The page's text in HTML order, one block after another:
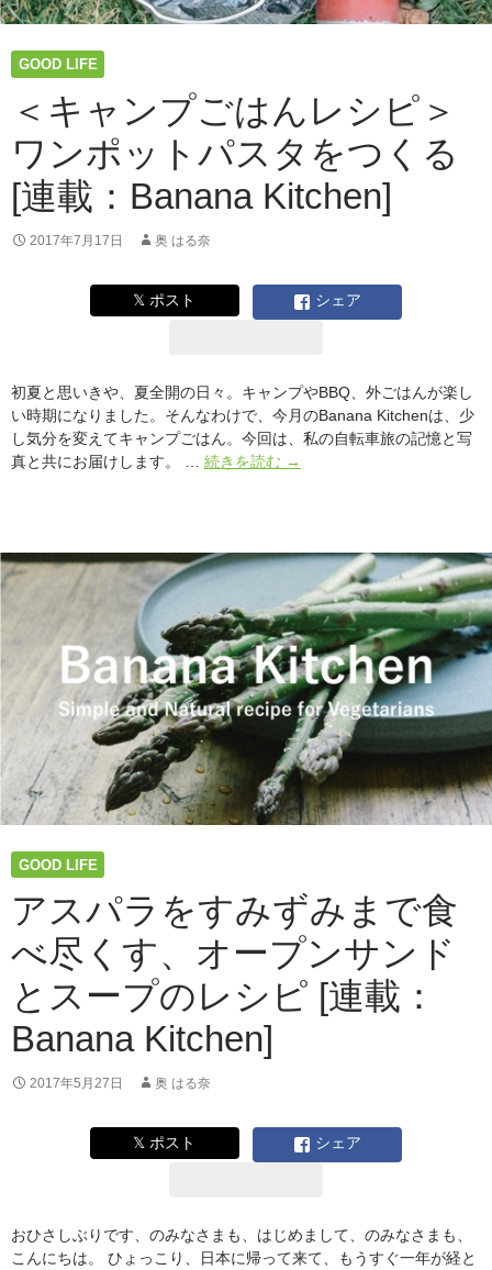
の？
日
高
い
品
質
を
求
ぎ
ギ
リ
ス
で
て
て
思
う
こ
と
｜
奥
は
る
奈
GOOD LIFE
＜キャンプごはんレシピ＞
ワンポットパスタをつくる
[連載：Banana Kitchen]
2017年7月17日 奥 はる奈
𝕏 ポスト シェア
初夏と思いきや、夏全開の日々。キャンプやBBQ、外ごはんが楽し
い時期になりました。そんなわけで、今月のBanana Kitchenは、少
し気分を変えてキャンプごはん。今回は、私の自転車旅の記憶と写
真と共にお届けします。 … 続きを読む ＜
プ
は
ん
レ
シ
ピ
＞
ワ
ン
ポ
ッ
ト
タ
を
つ
く
る
[連
→
GOOD LIFE
アスパラをすみずみまで食
べ尽くす、オープンサンド
とスープのレシピ [連載：
Banana Kitchen]
2017年5月27日 奥 はる奈
𝕏 ポスト シェア
おひさしぶりです、のみなさまも、はじめまして、のみなさまも、
こんにちは。 ひょっこり、日本に帰って来て、もうすぐ一年が経と